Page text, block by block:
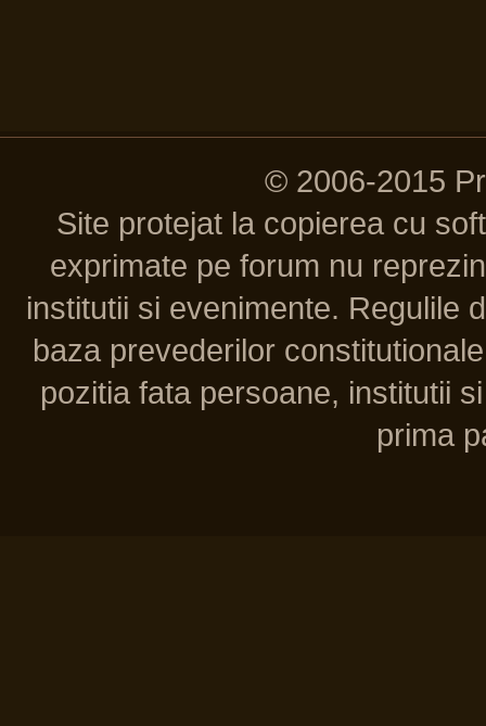
© 2006-2015
Site protejat la copierea cu
exprimate pe forum nu
institutii si evenimente. Regulile
baza prevederilor
pozitia fata persoane, institutii
prima